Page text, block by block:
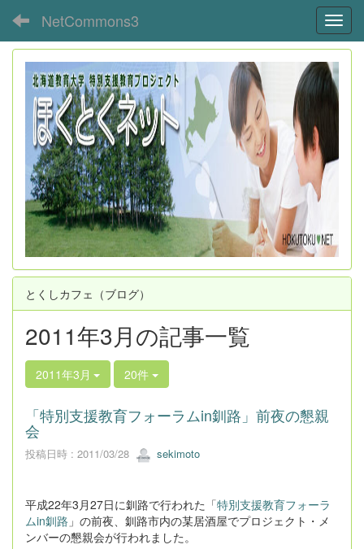
NetCommons3
とくしカフェ（ブログ）
2011年3月の記事一覧
2011年3月 20件
「特別支援教育フォーラムin釧路」前夜の懇親
会
投稿日時 : 2011/03/28 sekimoto
平成22年3月27日に釧路で行われた「特別支援教育フォーラ
ムin釧路 」の前夜、釧路市内の某居酒屋でプロジェクト・メ
ンバーの懇親会が行われました。